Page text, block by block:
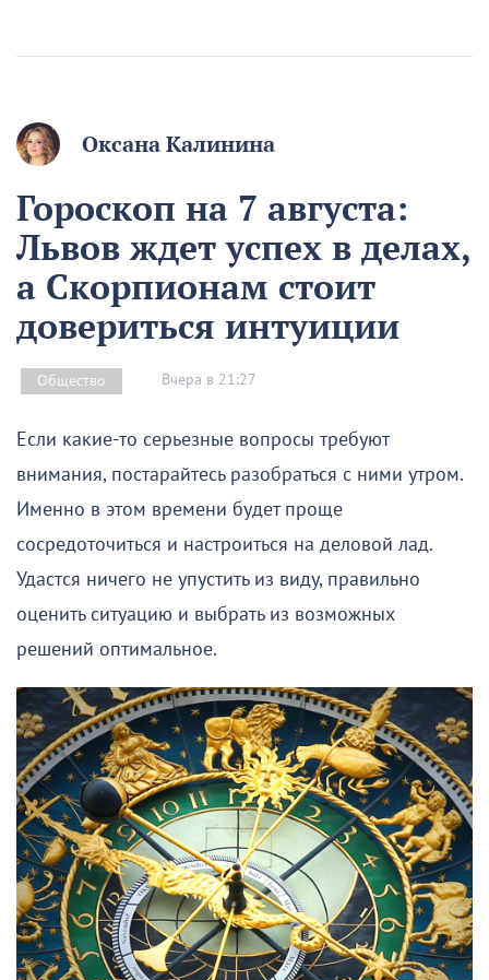
Оксана Калинина
Гороскоп на 7 августа:
Львов ждет успех в делах,
а Скорпионам стоит
довериться интуиции
Общество Вчера в 21:27
Если какие-то серьезные вопросы требуют
внимания, постарайтесь разобраться с ними утром.
Именно в этом времени будет проще
сосредоточиться и настроиться на деловой лад.
Удастся ничего не упустить из виду, правильно
оценить ситуацию и выбрать из возможных
решений оптимальное.